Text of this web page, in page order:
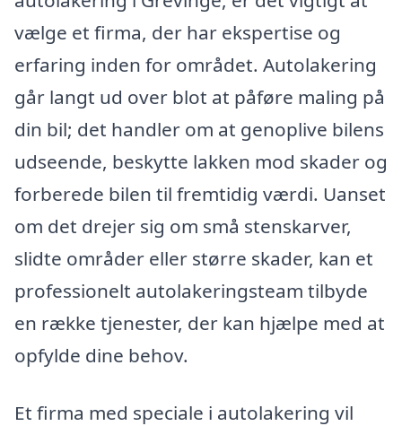
vælge et firma, der har ekspertise og
erfaring inden for området. Autolakering
går langt ud over blot at påføre maling på
din bil; det handler om at genoplive bilens
udseende, beskytte lakken mod skader og
forberede bilen til fremtidig værdi. Uanset
om det drejer sig om små stenskarver,
slidte områder eller større skader, kan et
professionelt autolakeringsteam tilbyde
en række tjenester, der kan hjælpe med at
opfylde dine behov.
Et firma med speciale i autolakering vil